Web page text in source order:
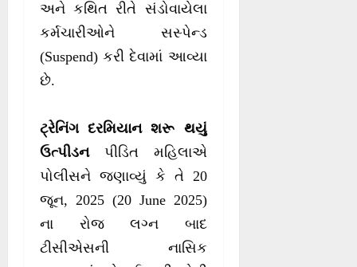
અને કથિત રીતે સંડોવાયેલા
કર્મચારીઓને સસ્પેન્ડ
(Suspend) કરી દેવામાં આવ્યા
છે.
ટ્રેનિંગ દરમિયાન શરૂ થયું
ઉત્પીડનપીડિત મહિલાએ
પોલીસને જણાવ્યું કે તે 20
જૂન, 2025 (20 June 2025)
ના રોજ લગ્ન બાદ
ટીસીએસની નાસિક